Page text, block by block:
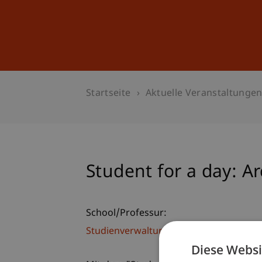
Startseite Aktuelle Veranstaltungen
Student for a day:
School/Professur:
Studienverwaltung
Diese